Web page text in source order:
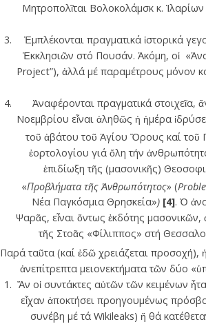
Μητροπολῖται Βολοκολάμσκ κ.
Ἐμπλέκονται πραγματικά ἱστορικά
Ἐκκλησιῶν στό Πουσάν. Ἀκόμη, οἱ
Project”), ἀλλά μέ παραμέτρους μόνον
Ἀναφέρονται πραγματικά στοιχεῖα,
Νοεμβρίου εἶναι ἀληθῶς ἡ ἡμέρα
τοῦ ἀβάτου τοῦ Ἁγίου Ὄρους καί τοῦ
ἑορτολογίου γιά ὅλη τήν
ἐπιδίωξη τῆς (μασονικῆς)
«Προβλήματα τῆς Ἀνθρωπότητος» (
Νέα Παγκόσμια Θρησκεία») [4]. Ὁ
Ψαρᾶς, εἶναι ὄντως ἐκδότης
τῆς Στοᾶς «Φίλιππος» στή
Παρά ταῦτα (καί ἐδῶ χρειάζεται
ἀνεπίτρεπτα μειονεκτήματα τῶν δύο
Ἄν οἱ συντάκτες αὐτῶν τῶν κειμένων
εἶχαν ἀποκτήσει προηγουμένως
συνέβη μέ τά Wikileaks) ἤ θά